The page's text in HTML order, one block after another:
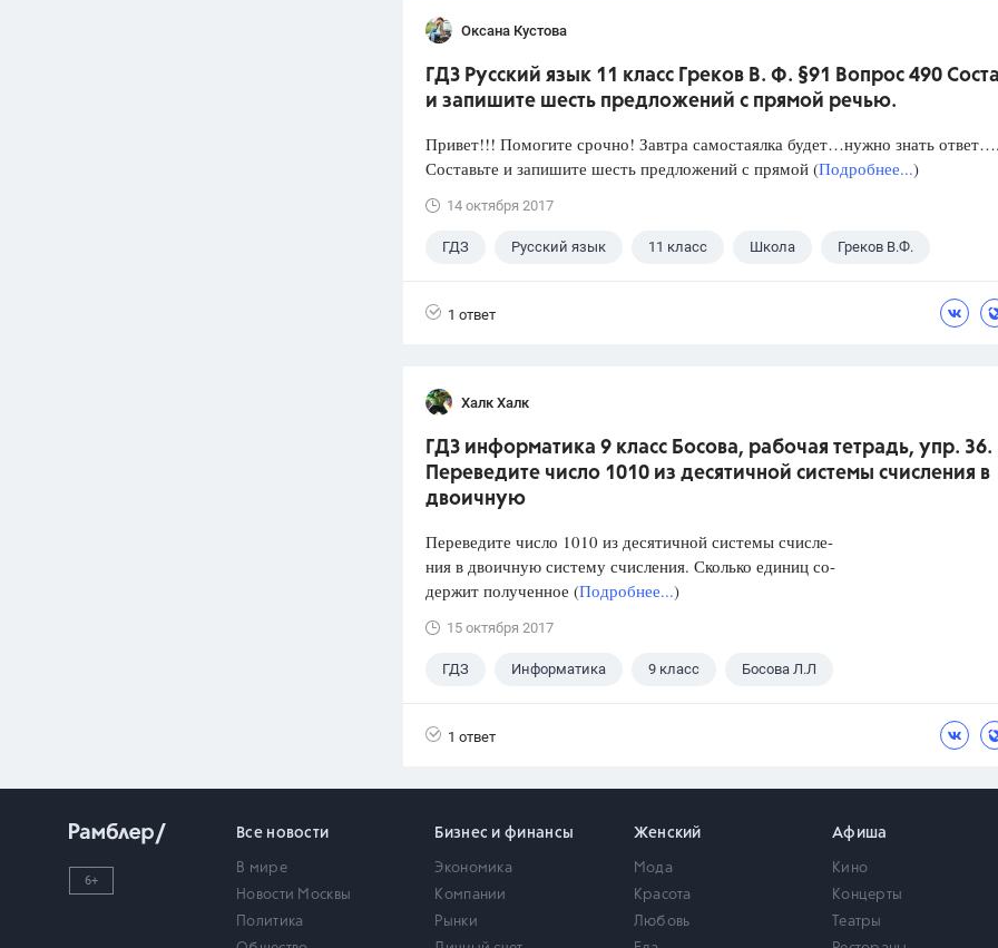
Оксана Кустова
ГДЗ Русский язык 11 класс Греков В. Ф. §91 Вопрос 490
и запишите шесть предложений с прямой речью.
Привет!!! Помогите срочно! Завтра самостаялка будет…нужно знать ответ….
Составьте и запишите шесть предложений с прямой (Подробнее...)
14 октября 2017
ГДЗ Русский язык 11 класс Школа Греков В.Ф.
1 ответ
Халк Халк
ГДЗ информатика 9 класс Босова, рабочая тетрадь, упр. 36.
Переведите число 1010 из десятичной системы счисления в
двоичную
Переведите число 1010 из десятичной системы счисле-
ния в двоичную систему счисления. Сколько единиц со-
держит полученное (Подробнее...)
15 октября 2017
ГДЗ Информатика 9 класс Босова Л.Л
1 ответ
6+
Все новости
В мире
Новости Москвы
Политика
Бизнес и финансы
Экономика
Компании
Рынки
Женский
Мода
Красота
Любовь
Афиша
Кино
Концерты
Театры